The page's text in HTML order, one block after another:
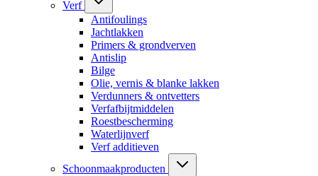
Verf
Antifoulings
Jachtlakken
Primers & grondverven
Antislip
Bilge
Olie, vernis & blanke lakken
Verdunners & ontvetters
Verfafbijtmiddelen
Roestbescherming
Waterlijnverf
Verf additieven
Schoonmaakproducten